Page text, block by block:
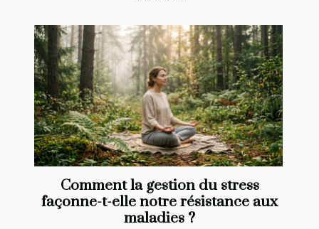
Comment la gestion du stress
façonne-t-elle notre résistance aux
maladies ?